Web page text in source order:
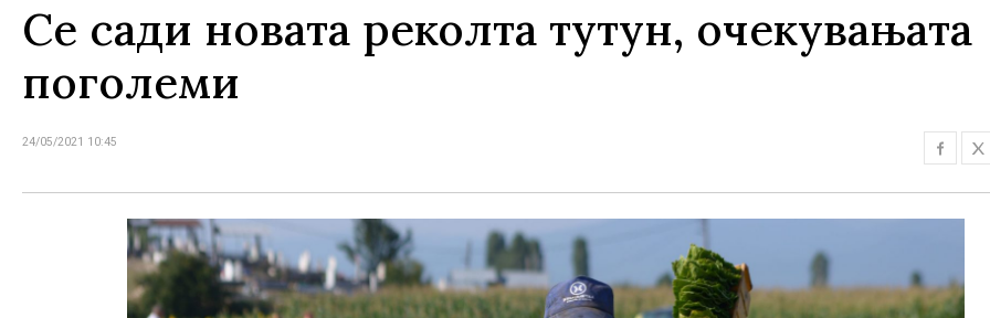
Се сади новата реколта тутун, очекувањата
поголеми
24/05/2021 10:45